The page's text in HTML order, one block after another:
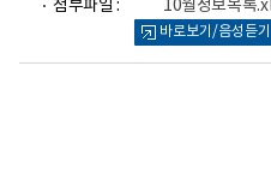
첨부파일 : 10월정보목록
어
바로보기/음성듣기